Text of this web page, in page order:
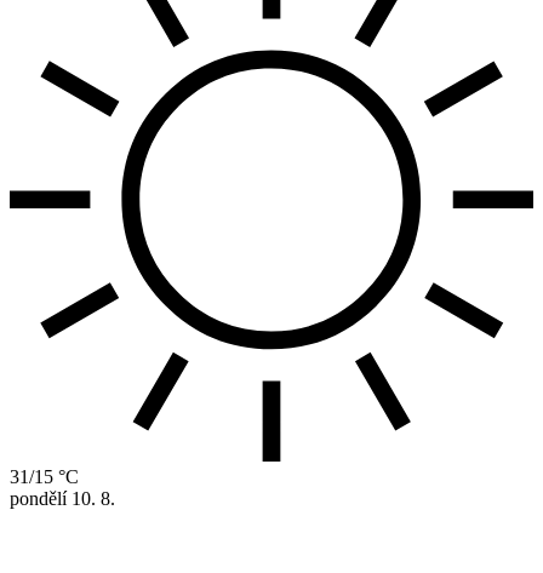
31/15 °C
pondělí 10. 8.